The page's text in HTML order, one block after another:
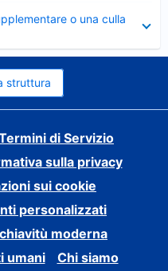
o una culla
struttura
di Servizio
sulla privacy
sui cookie
personalizzati
moderna
umani
Chi siamo